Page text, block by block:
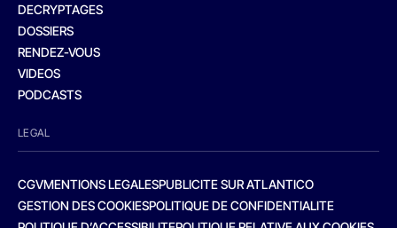
DECRYPTAGES
DOSSIERS
RENDEZ-VOUS
VIDEOS
PODCASTS
LEGAL
CGVMENTIONS LEGALESPUBLICITE SUR ATLANTICO
GESTION DES COOKIESPOLITIQUE DE CONFIDENTIALITE